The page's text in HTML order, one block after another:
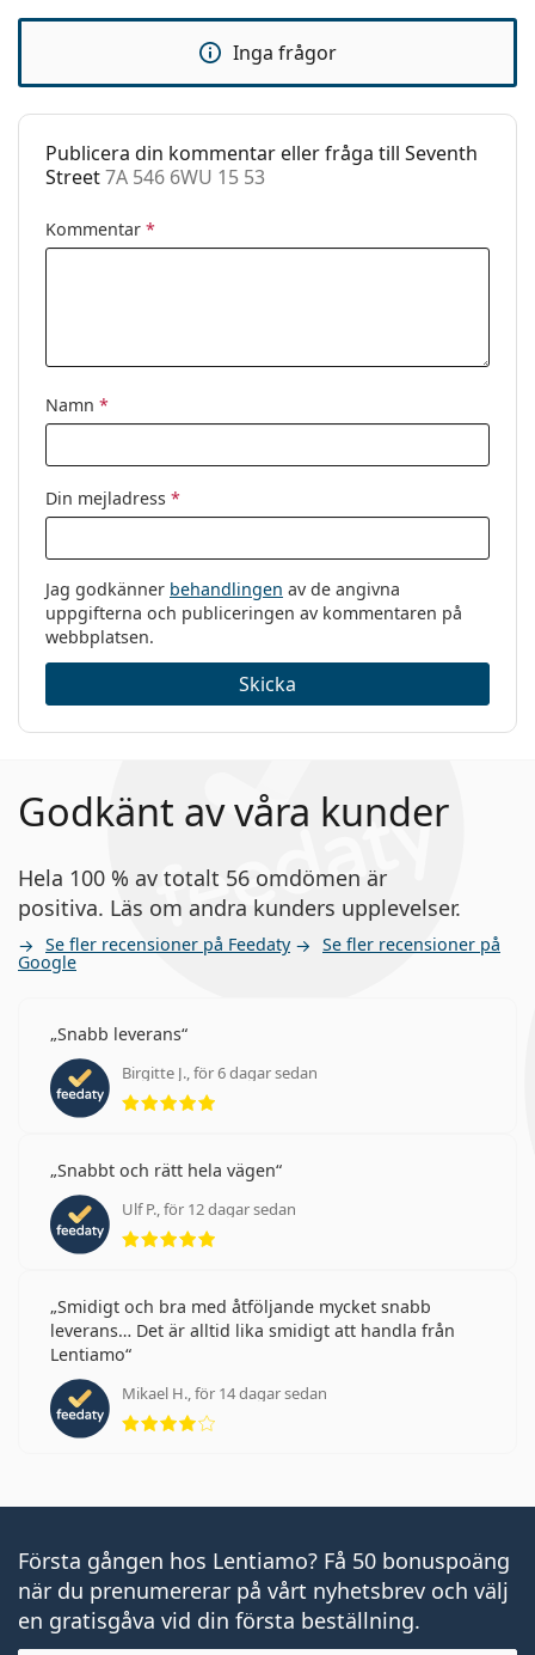
Tillbehör
Ja
Övrigt
Kön:
Dam
Kategori:
Inga frågor
Publicera din kommentar eller fråga till Seventh
Street7A 546 6WU 15 53
Kommentar *
Namn *
Din mejladress *
Jag godkänner behandlingen av de angivna
uppgifterna och publiceringen av kommentaren på
webbplatsen.
Skicka
Godkänt av våra kunder
Hela 100 % av totalt 56 omdömen är
positiva. Läs om andra kunders upplevelser.
Se fler recensioner på Feedaty Se fler recensioner på
Google
Snabb leverans
Birgitte J., för 6 dagar sedan
Betyg 5 av 5
Snabbt och rätt hela vägen
Ulf P., för 12 dagar sedan
Betyg 5 av 5
Smidigt och bra med åtföljande mycket snabb
leverans… Det är alltid lika smidigt att handla från
Lentiamo
Mikael H., för 14 dagar sedan
Betyg 4 av 5
Första gången hos Lentiamo? Få 50 bonuspoäng
när du prenumererar på vårt nyhetsbrev och välj
en gratisgåva vid din första beställning.